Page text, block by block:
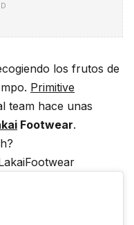
los frutos de
Primitive
team hace unas
Footwear.